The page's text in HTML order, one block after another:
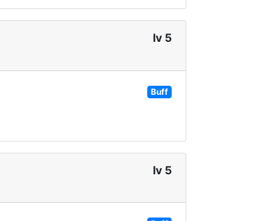
lv 5
Buff
lv 5